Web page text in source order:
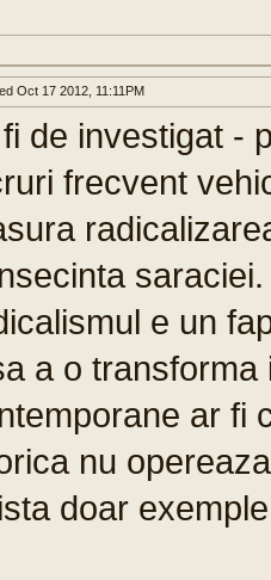
Oct 17 2012, 11:11PM
de investigat -
frecvent
e un
a o
ar fi
nu
doar